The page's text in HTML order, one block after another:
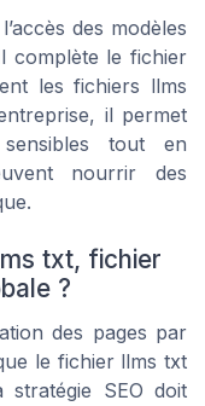
des modèles
complète le fichier
les fichiers llms
il permet
tout en
nourrir des
txt, fichier
?
des pages par
le fichier llms txt
stratégie SEO doit